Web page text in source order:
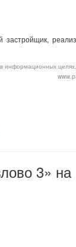
информационных
3» на